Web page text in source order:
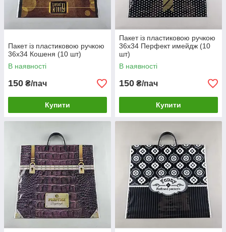
Пакет із пластиковою ручкою
36x34 Кошеня (10 шт)
В наявності
150 ₴/пач
Купити
Пакет із пластиковою ручкою
36x34 Перфект имейдж (10
шт)
В наявності
150 ₴/пач
Купити